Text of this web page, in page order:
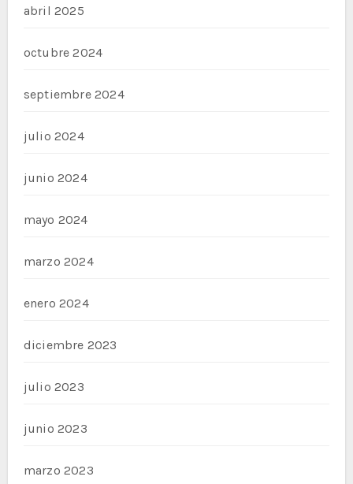
abril 2025
octubre 2024
septiembre 2024
julio 2024
junio 2024
mayo 2024
marzo 2024
enero 2024
diciembre 2023
julio 2023
junio 2023
marzo 2023